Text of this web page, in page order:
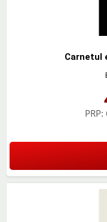
Carnetul
PRP: